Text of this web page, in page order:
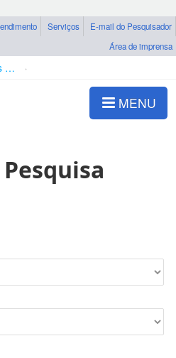
Serviços
E-mail do Pesquisador
Área de imprensa
Bolsas e Auxílios Vigentes
MENU